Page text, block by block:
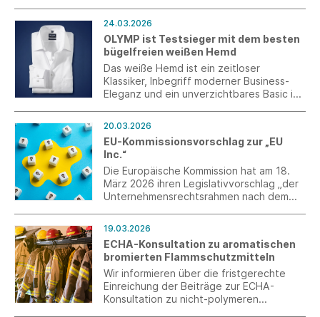
24.03.2026
OLYMP ist Testsieger mit dem besten
bügelfreien weißen Hemd
Das weiße Hemd ist ein zeitloser
Klassiker, Inbegriff moderner Business-
Eleganz und ein unverzichtbares Basic in
und sorgt für einen stets faltenfreien
Auftritt. Die besten Exemplare dieses
Segments stammen laut aktuellem
Hemden-Test des Wochenmagazins
„Stern“ von OLYMP.
20.03.2026
EU-Kommissionsvorschlag zur „EU
Inc.“
Die Europäische Kommission hat am 18.
März 2026 ihren Legislativvorschlag „der
Unternehmensrechtsrahmen nach dem
19.03.2026
ECHA-Konsultation zu aromatischen
bromierten Flammschutzmitteln
Wir informieren über die fristgerechte
Einreichung der Beiträge zur ECHA-
Konsultation zu nicht-polymeren